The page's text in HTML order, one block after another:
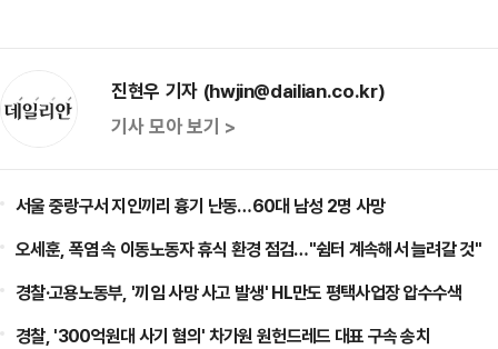
진현우 기자 (hwjin@dailian.co.kr)
기사 모아 보기 >
서울 중랑구서 지인끼리 흉기 난동…60대 남성 2명 사망
오세훈, 폭염 속 이동노동자 휴식 환경 점검…"쉼터 계속해서 늘려갈 것"
경찰·고용노동부, '끼임 사망 사고 발생' HL만도 평택사업장 압수수색
경찰, '300억원대 사기 혐의' 차가원 원헌드레드 대표 구속 송치